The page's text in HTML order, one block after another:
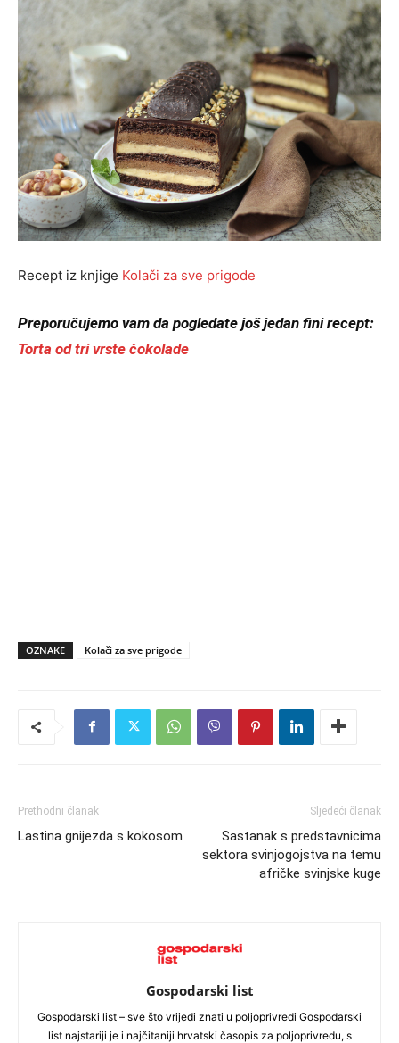
Recept iz knjige Kolači za sve prigode
Preporučujemo vam da pogledate još jedan fini recept:
Torta od tri vrste čokolade
OZNAKE Kolači za sve prigode
Prethodni članak
Lastina gnijezda s kokosom
Sljedeći članak
Sastanak s predstavnicima
sektora svinjogojstva na temu
afričke svinjske kuge
Gospodarski list
Gospodarski list – sve što vrijedi znati u poljoprivredi Gospodarski
list najstariji je i najčitaniji hrvatski časopis za poljoprivredu, s